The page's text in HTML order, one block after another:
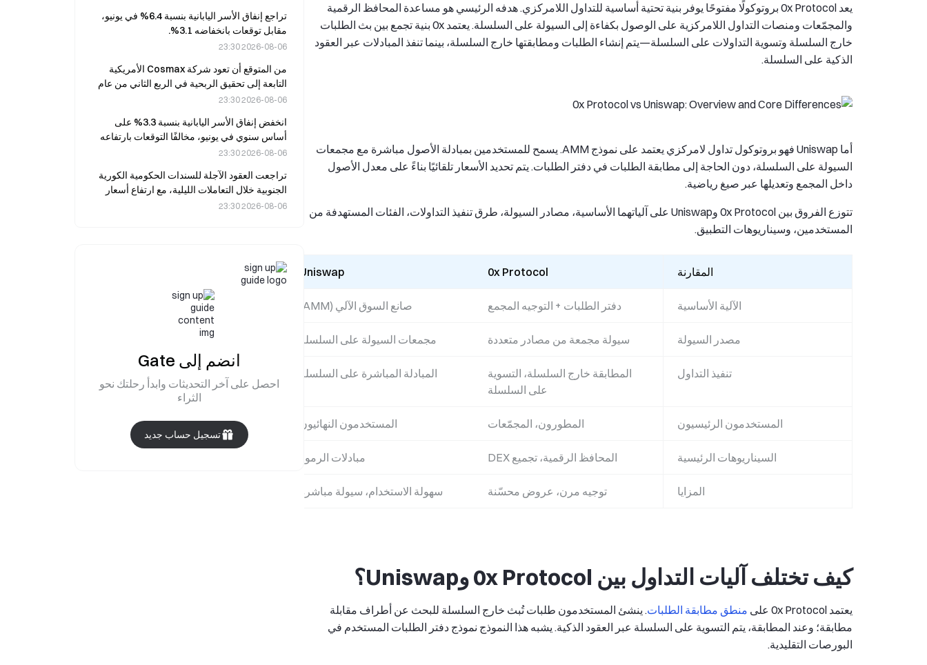
يعد 0x Protocol بروتوكولًا مفتوحًا يوفر بنية تحتية أساسية للتداول اللامركزي. هدفه الرئيسي هو مساعدة المحافظ الرقمية
والمجمّعات ومنصات التداول اللامركزية على الوصول بكفاءة إلى السيولة على السلسلة. يعتمد 0x بنية تجمع بين بث الطلبات
خارج السلسلة وتسوية التداولات على السلسلة—يتم إنشاء الطلبات ومطابقتها خارج السلسلة، بينما تنفذ المبادلات عبر العقود
الذكية على السلسلة.
أما Uniswap فهو بروتوكول تداول لامركزي يعتمد على نموذج AMM. يسمح للمستخدمين بمبادلة الأصول مباشرة مع مجمعات
السيولة على السلسلة، دون الحاجة إلى مطابقة الطلبات في دفتر الطلبات. يتم تحديد الأسعار تلقائيًا بناءً على معدل الأصول
داخل المجمع وتعديلها عبر صيغ رياضية.
تتوزع الفروق بين 0x Protocol وUniswap على آلياتهما الأساسية، مصادر السيولة، طرق تنفيذ التداولات، الفئات المستهدفة من
المستخدمين، وسيناريوهات التطبيق.
المقارنة 0x Protocol
Uniswap
الآلية الأساسية دفتر الطلبات + التوجيه المجمع صانع السوق الآلي (AMM)
مصدر السيولة سيولة مجمعة من مصادر متعددة مجمعات السيولة على السلسلة
تنفيذ التداول
المطابقة خارج السلسلة، التسوية
على السلسلة
المبادلة المباشرة على السلسلة
المستخدمون الرئيسيون المطورون، المجمّعات المستخدمون النهائيون
السيناريوهات الرئيسية المحافظ الرقمية، تجميع DEX مبادلات الرموز
المزايا توجيه مرن، عروض محسّنة سهولة الاستخدام، سيولة مباشرة
كيف تختلف آليات التداول بين 0x Protocol وUniswap؟
يعتمد 0x Protocol على منطق مطابقة الطلبات. ينشئ المستخدمون طلبات تُبث خارج السلسلة للبحث عن أطراف مقابلة
مطابقة؛ وعند المطابقة، يتم التسوية على السلسلة عبر العقود الذكية. يشبه هذا النموذج نموذج دفتر الطلبات المستخدم في
البورصات التقليدية.
تراجع إنفاق الأسر اليابانية بنسبة 6.4% في يونيو،
مقابل توقعات بانخفاضه 3.1%.
2026-08-06 23:30
من المتوقع أن تعود شركة Cosmax الأمريكية
التابعة إلى تحقيق الربحية في الربع الثاني من عام
2026، بالتزامن مع نمو الإيرادات.
2026-08-06 23:30
انخفض إنفاق الأسر اليابانية بنسبة 3.3% على
أساس سنوي في يونيو، مخالفًا التوقعات بارتفاعه
بنسبة 1.0%.
2026-08-06 23:30
تراجعت العقود الآجلة للسندات الحكومية الكورية
الجنوبية خلال التعاملات الليلية، مع ارتفاع أسعار
النفط وسط حالة من عدم اليقين بشأن مضيق
2026-08-06 23:30
انضم إلى Gate
احصل على آخر التحديثات وابدأ رحلتك نحو
الثراء
تسجيل حساب جديد